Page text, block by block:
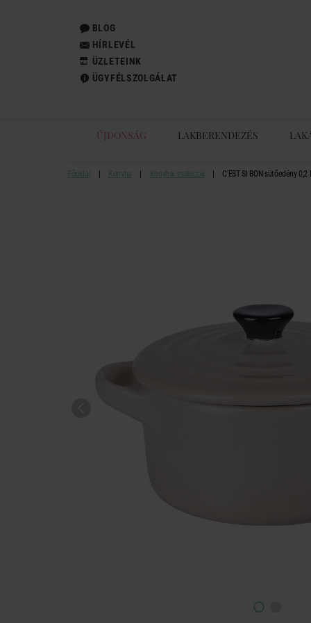
BLOG
HÍRLEVÉL
ÜZLETEINK
ÜGYFÉLSZOLGÁLAT
ÚJDONSÁG LAKBERENDEZÉS
Főoldal Konyha Konyhai eszközök C'EST SI BON sütőedény 0,2